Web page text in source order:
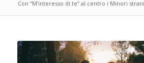
Con “M’interesso di te” al centro i Minori